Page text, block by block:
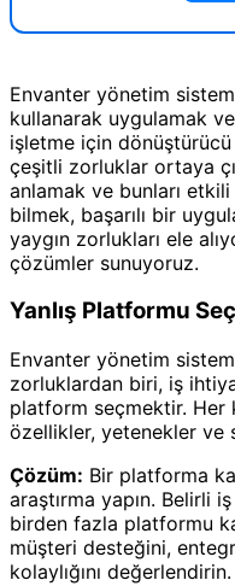
Envanter yönetim
kullanarak uygulamak
işletme için
çeşitli zorluklar ortaya
anlamak ve bunları etkili
bilmek, başarılı bir
yaygın zorlukları ele
çözümler sunuyoruz.
Yanlış Platformu
Envanter yönetim
zorluklardan biri, iş
platform seçmektir.
özellikler, yetenekler ve
Çözüm: Bir platforma
araştırma yapın. Belirli
birden fazla platformu
müşteri desteğini,
kolaylığını değerlendirin.